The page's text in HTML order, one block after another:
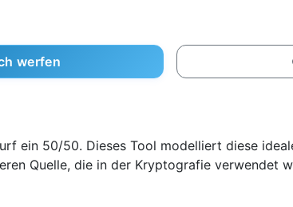
werfen
ein 50/50. Dieses Tool modelliert diese
Quelle, die in der Kryptografie verwendet